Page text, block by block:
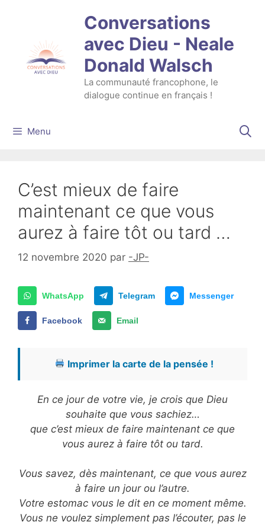
Conversations
avec Dieu - Neale
Donald Walsch
La communauté francophone, le
dialogue continue en français !
Menu
C’est mieux de faire
maintenant ce que vous
aurez à faire tôt ou tard …
12 novembre 2020 par -JP-
WhatsApp Telegram Messenger
Facebook Email
Imprimer la carte de la pensée !
En ce jour de votre vie, je crois que Dieu
souhaite que vous sachiez…
que c’est mieux de faire maintenant ce que
vous aurez à faire tôt ou tard.
Vous savez, dès maintenant, ce que vous aurez
à faire un jour ou l’autre.
Votre estomac vous le dit en ce moment même.
Vous ne voulez simplement pas l’écouter, pas le